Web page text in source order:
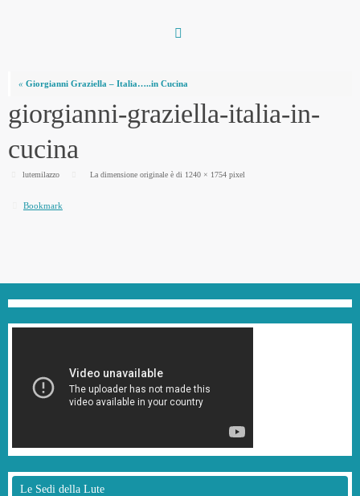
« Giorgianni Graziella – Italia…..in Cucina
giorgianni-graziella-italia-in-
cucina
lutemilazzo La dimensione originale è di 1240 × 1754 pixel
Bookmark
Le Sedi della Lute